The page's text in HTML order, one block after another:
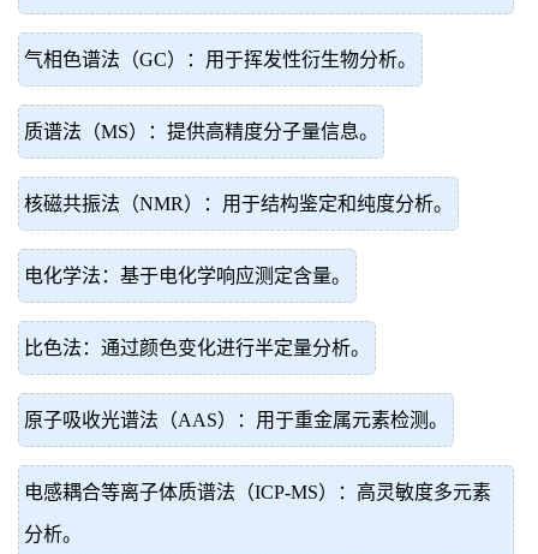
气相色谱法（GC）：用于挥发性衍生物分析。
质谱法（MS）：提供高精度分子量信息。
核磁共振法（NMR）：用于结构鉴定和纯度分析。
电化学法：基于电化学响应测定含量。
比色法：通过颜色变化进行半定量分析。
原子吸收光谱法（AAS）：用于重金属元素检测。
电感耦合等离子体质谱法（ICP-MS）：高灵敏度多元素
分析。